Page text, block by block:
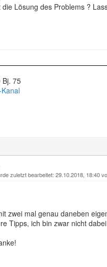
die Lösung des Problems ?
Bj. 75
zuletzt bearbeitet: 29.10.2018, 18:40
zwei mal genau daneben
Tipps, ich bin zwar nicht